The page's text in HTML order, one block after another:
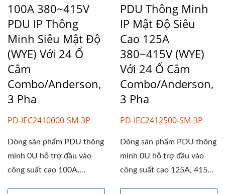
100A 380~415V
PDU IP Thông
Minh Siêu Mật Độ
(WYE) Với 24 Ổ
Cắm
Combo/Anderson,
3 Pha
PD-IEC2410000-SM-3P
Dòng sản phẩm PDU thông
minh 0U hỗ trợ đầu vào
công suất cao 100A,
PDU Thông Minh
IP Mật Độ Siêu
Cao 125A
380~415V (WYE)
Với 24 Ổ Cắm
Combo/Anderson,
3 Pha
PD-IEC2412500-SM-3P
Dòng sản phẩm PDU thông
minh 0U hỗ trợ đầu vào
công suất cao 125A, 415V